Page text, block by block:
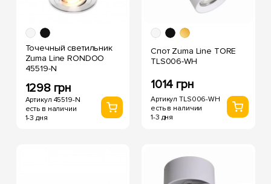
Точечный светильник
Zuma Line RONDOO
45519-N
1298 грн
Артикул 45519-N
есть в наличии
1-3 дня
Спот Zuma Line TORE
TLS006-WH
1014 грн
Артикул TLS006-WH
есть в наличии
1-3 дня